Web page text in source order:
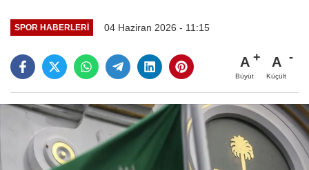
SPOR HABERLERI 04 Haziran 2026 - 11:15
A
Büyüt
A
Küçült